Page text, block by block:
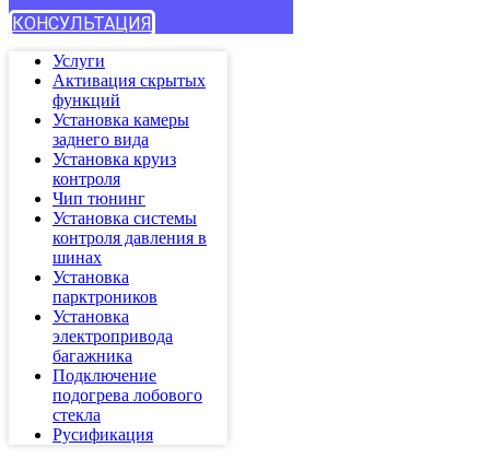
КОНСУЛЬТАЦИЯ
Услуги
Активация скрытых
функций
Установка камеры
заднего вида
Установка круиз
контроля
Чип тюнинг
Установка системы
контроля давления в
шинах
Установка
парктроников
Установка
электропривода
багажника
Подключение
подогрева лобового
стекла
Русификация